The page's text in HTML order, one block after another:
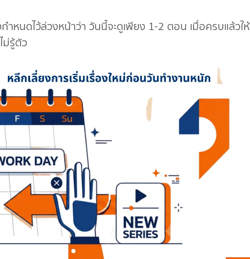
ำหนดไว้ล่วงหน้าว่า วันนี้จะดูเพียง 1-2 ตอน เมื่อครบแล้วให้
ม่รู้ตัว